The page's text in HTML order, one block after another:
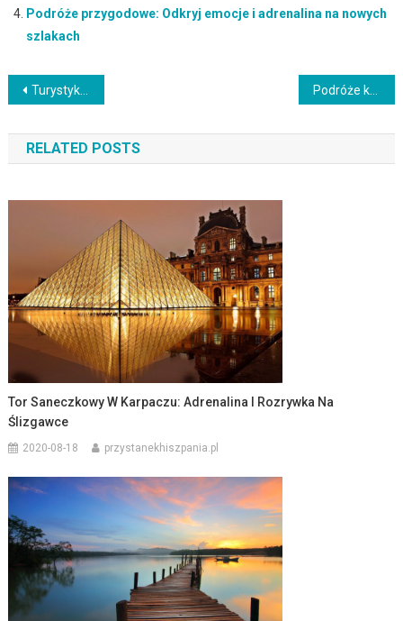
Podróże przygodowe: Odkryj emocje i adrenalina na nowych
szlakach
Nawigacja
wpisu
Turystyka żeglarska: Podróże na wodach oceanicznych i morskich Podróże kulturowe: Poznaj różnorodność kultur i tradycji na świecie
RELATED POSTS
Tor Saneczkowy W Karpaczu: Adrenalina I Rozrywka Na
Ślizgawce
2020-08-18 przystanekhiszpania.pl